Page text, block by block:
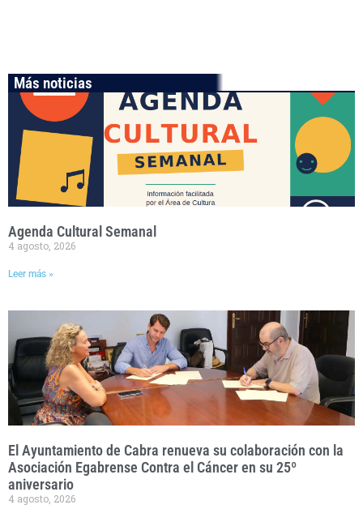
Más noticias
Agenda Cultural Semanal
4 agosto, 2026
Leer más »
El Ayuntamiento de Cabra renueva su colaboración con la
Asociación Egabrense Contra el Cáncer en su 25º
aniversario
4 agosto, 2026